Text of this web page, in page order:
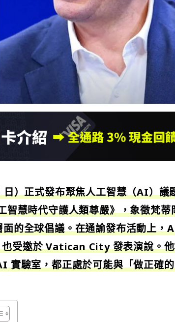
）正式發布聚焦人工智慧（AI）議
慧時代守護人類尊嚴》，象徵梵蒂
的全球倡議。在通諭發布活動上，
受邀於 Vatican City 發表演說。
驗室，都正處於可能與「做正確的